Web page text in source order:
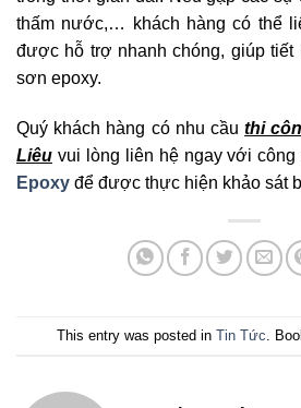
thấm nước,… khách hàng có thể
được hỗ trợ nhanh chóng, giúp
sơn epoxy.
Quý khách hàng có nhu cầuthi
Liêu vui lòng liên hệ ngay với
Epoxy để được thực hiện khảo sát
This entry was posted in Tin Tức .